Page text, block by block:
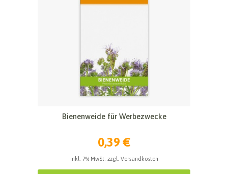
Bienenweide für Werbezwecke
0,39 €
inkl. 7% MwSt. zzgl. Versandkosten